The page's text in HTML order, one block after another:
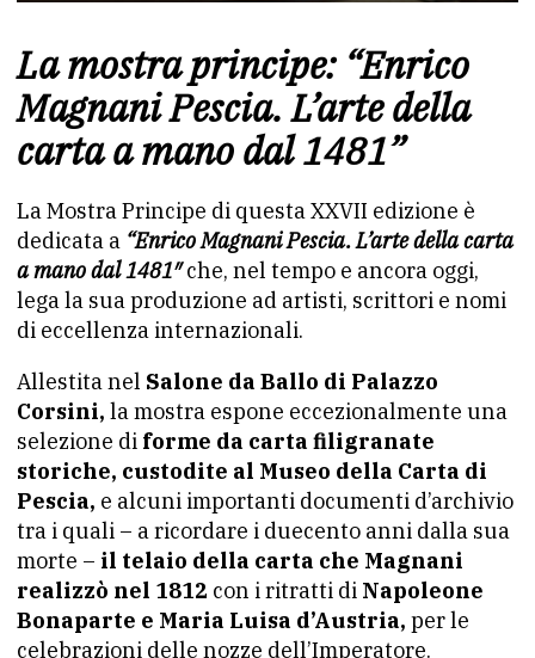
La mostra principe: “Enrico
Magnani Pescia. L’arte della
carta a mano dal 1481”
La Mostra Principe di questa XXVII edizione è
dedicata a “Enrico Magnani Pescia. L’arte della carta
a mano dal 1481″ che, nel tempo e ancora oggi,
lega la sua produzione ad artisti, scrittori e nomi
di eccellenza internazionali.
Allestita nel Salone da Ballo di Palazzo
Corsini, la mostra espone eccezionalmente una
selezione di forme da carta filigranate
storiche, custodite al Museo della Carta di
Pescia, e alcuni importanti documenti d’archivio
tra i quali – a ricordare i duecento anni dalla sua
morte – il telaio della carta che Magnani
realizzò nel 1812 con i ritratti di Napoleone
Bonaparte e Maria Luisa d’Austria, per le
celebrazioni delle nozze dell’Imperatore.